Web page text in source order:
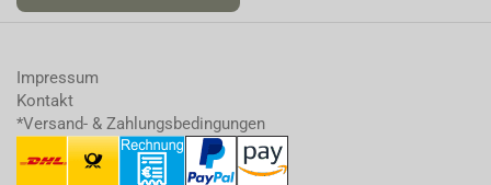
Impressum
Kontakt
*Versand- & Zahlungsbedingungen